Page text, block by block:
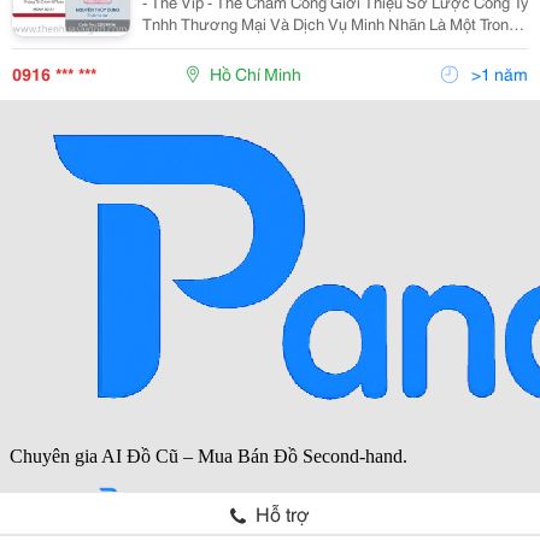
Tnhh Thương Mại Và Dịch Vụ Minh Nhãn Là Một Trong
Những Công Ty Chuyên Sản Xuất Thẻ Nhựa Với Chất
Lượng In Và Màu Sắc Rõ Nét, Mẫu Mã Đ
0916 *** *** Hồ Chí Minh >1 năm
Hỗ trợ